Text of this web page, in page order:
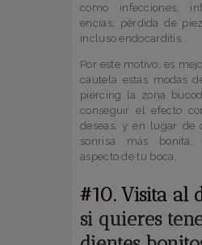
como infecciones,
encías, pérdida de
incluso endocarditis.
Por este motivo, es
cautela estas modas
piercing la zona
conseguir el efecto
deseas, y en lugar de
sonrisa más bonita,
aspecto de tu boca.
#10. Visita al
si quieres